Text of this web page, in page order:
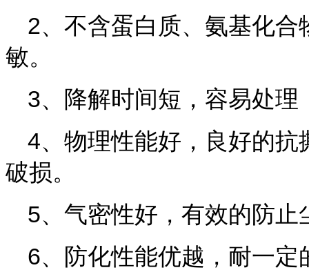
2、 不含蛋白质、氨基化
敏。
3、降解时间短，容易处理
4、 物理性能好，良好的
破损。
5、气密性好，有效的防止
6、防化性能优越，耐一